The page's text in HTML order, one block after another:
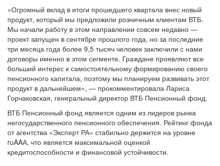
«Огромный вклад в итоги прошедшего квартала внес новый
продукт, который мы предложили розничным клиентам ВТБ.
Мы начали работу в этом направлении совсем недавно —
проект запущен в сентябре прошлого года, но за последние
три месяца года более 9,5 тысяч человек заключили с нами
договоры именно в этом сегменте. Граждане проявляют все
больший интерес к самостоятельному формированию своего
пенсионного капитала, поэтому мы планируем развивать этот
продукт в дальнейшем», — прокомментировала Лариса
Горчаковская, генеральный директор ВТБ Пенсионный фонд.
ВТБ Пенсионный фонд является одним из лидеров рынка
негосударственного пенсионного обеспечения. Рейтинг фонда
от агентства «Эксперт РА» стабильно держится на уровне
ruAAА, что является максимальной оценкой
кредитоспособности и финансовой устойчивости.